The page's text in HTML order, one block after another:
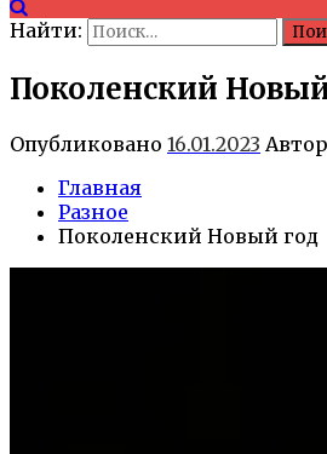
Найти:
Поколенский
Опубликовано 16.01.2023
Главная
Разное
Поколенский Новый год